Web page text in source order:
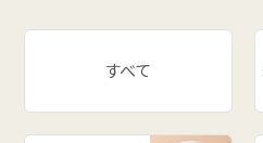
すべて